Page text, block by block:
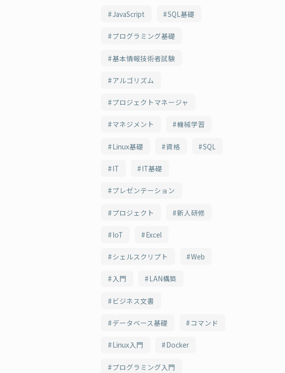
JavaScript SQL基礎
プログラミング基礎
基本情報技術者試験
アルゴリズム
プロジェクトマネージャ
マネジメント 機械学習
Linux基礎 資格 SQL
IT IT基礎
プレゼンテーション
プロジェクト 新人研修
IoT Excel
シェルスクリプト Web
入門 LAN構築
ビジネス文書
データベース基礎 コマンド
Linux入門 Docker
プログラミング入門